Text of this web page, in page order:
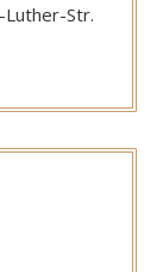
Luther-Str.